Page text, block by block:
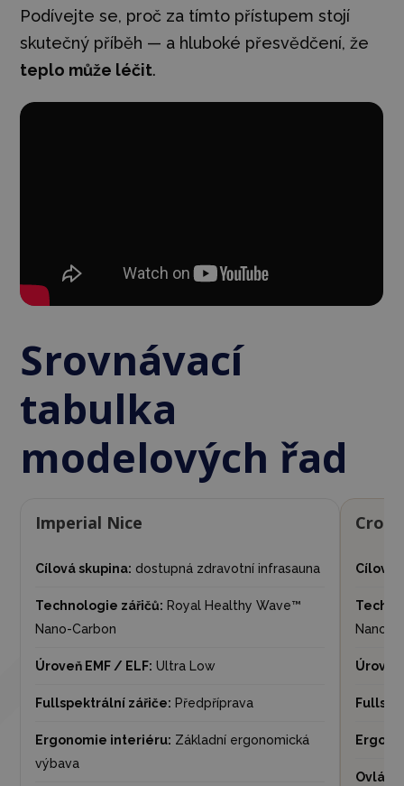
Podívejte se, proč za tímto přístupem stojí
skutečný příběh — a hluboké přesvědčení, že
teplo může léčit.
Srovnávací
tabulka
modelových řad
Imperial Nice
Cílová skupina: dostupná zdravotní infrasauna
Technologie zářičů: Royal Healthy Wave™
Nano-Carbon
Úroveň EMF / ELF: Ultra Low
Fullspektrální zářiče: Předpříprava
Ergonomie interiéru: Základní ergonomická
výbava
Cílová
Nano-
Úroveň